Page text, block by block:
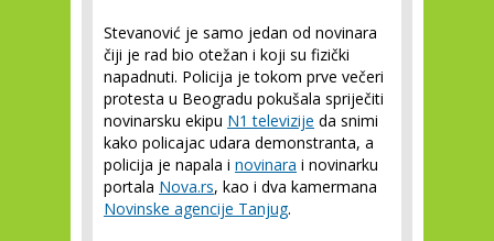
Stevanović je samo jedan od novinara
čiji je rad bio otežan i koji su fizički
napadnuti. Policija je tokom prve večeri
protesta u Beogradu pokušala spriječiti
novinarsku ekipu N1 televizije da snimi
kako policajac udara demonstranta, a
policija je napala i novinara i novinarku
portala Nova.rs, kao i dva kamermana
Novinske agencije Tanjug.